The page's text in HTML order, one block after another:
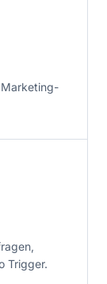
Marketing-
Trigger.